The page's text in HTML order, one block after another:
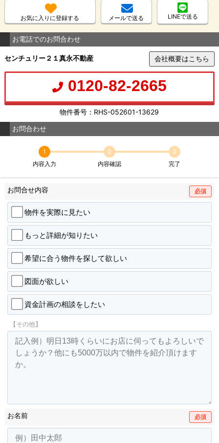
お気に入りに登録する メールで送る LINEで送る
お電話でのお問合わせ
センチュリー２１真永不動産 会社概要はこちら
0120-82-2665
物件番号：RHS-052601-13629
お問合わせ
1
内容入力
2
内容確認
3
完了
お問合せ内容 必須
物件を実際に見たい
もっと詳細が知りたい
希望に合う物件を探して欲しい
図面が欲しい
資金計画の相談をしたい
【その他】
お名前 必須